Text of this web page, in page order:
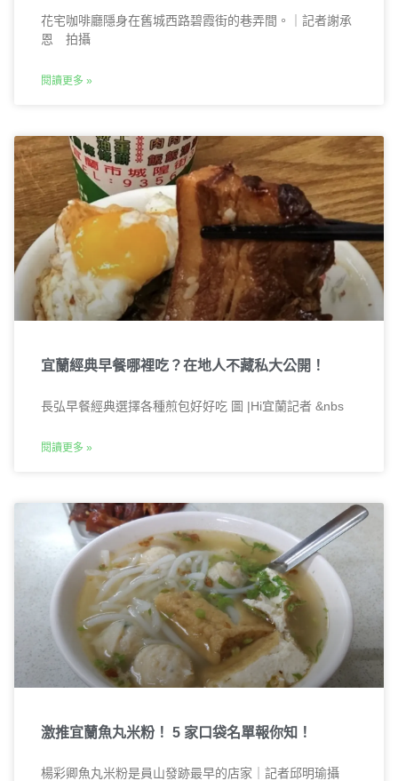
花宅咖啡廳隱身在舊城西路碧霞街的巷弄間。｜記者謝承
恩 拍攝
閱讀更多 »
宜蘭經典早餐哪裡吃？在地人不藏私大公開！
長弘早餐經典選擇各種煎包好好吃 圖 |Hi宜蘭記者 &nbs
閱讀更多 »
激推宜蘭魚丸米粉！ 5 家口袋名單報你知！
楊彩卿魚丸米粉是員山發跡最早的店家｜記者邱明瑜攝